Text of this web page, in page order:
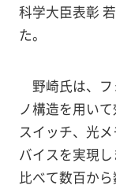
科学大臣表彰
た。
野崎氏は、
ノ構造を用い
スイッチ、光
バイスを実現
比べて数百か